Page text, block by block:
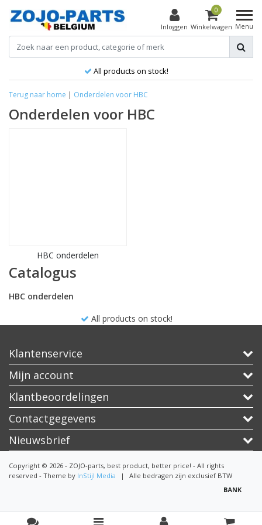
Inloggen
0
Winkelwagen Menu
All products on stock!
Terug naar home | Onderdelen voor HBC
Onderdelen voor HBC
HBC onderdelen
Catalogus
HBC onderdelen
All products on stock!
Klantenservice
Mijn account
Klantbeoordelingen
Contactgegevens
Nieuwsbrief
Copyright © 2026 - ZOJO-parts, best product, better price! - All rights
reserved - Theme by InStijl Media | Alle bedragen zijn exclusief BTW